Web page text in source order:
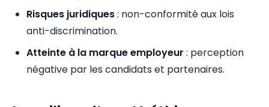
Risques juridiques: non-conformité aux lois
anti-discrimination.
Atteinte à la marque employeur : perception
négative par les candidats et partenaires.